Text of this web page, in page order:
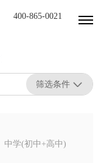
400-865-0021
筛选条件
中学(初中+高中)